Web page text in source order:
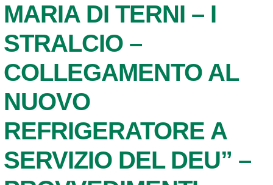
MARIA DI TERNI – I
STRALCIO –
COLLEGAMENTO AL
NUOVO
REFRIGERATORE A
SERVIZIO DEL DEU” –